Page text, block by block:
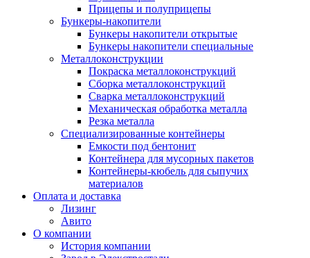
Прицепы и полуприцепы
Бункеры-накопители
Бункеры накопители открытые
Бункеры накопители специальные
Металлоконструкции
Покраска металлоконструкций
Сборка металлоконструкций
Сварка металлоконструкций
Механическая обработка металла
Резка металла
Специализированные контейнеры
Емкости под бентонит
Контейнера для мусорных пакетов
Контейнеры-кюбель для сыпучих
материалов
Оплата и доставка
Лизинг
Авито
О компании
История компании